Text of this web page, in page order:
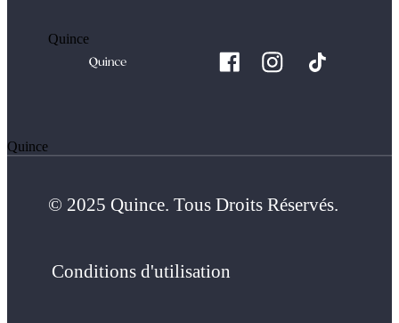
Quince
Quince
© 2025 Quince. Tous Droits Réservés.
Conditions d'utilisation